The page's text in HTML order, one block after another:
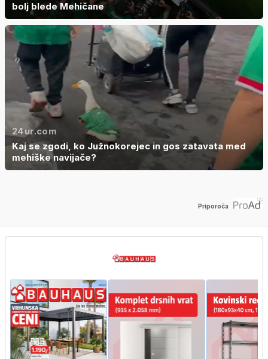
bolj blede Mehičane
24ur.com
Kaj se zgodi, ko Južnokorejec in gos zatavata med
mehiške navijače?
Priporoča